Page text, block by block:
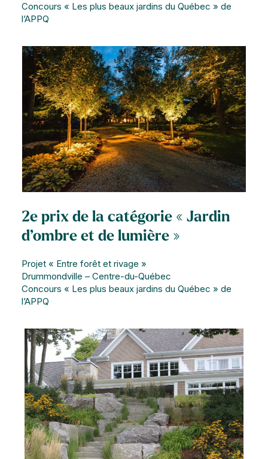
Concours « Les plus beaux jardins du Québec » de
l’APPQ
2e prix de la catégorie « Jardin
d’ombre et de lumière »
Projet « Entre forêt et rivage »
Drummondville – Centre-du-Québec
Concours « Les plus beaux jardins du Québec » de
l’APPQ